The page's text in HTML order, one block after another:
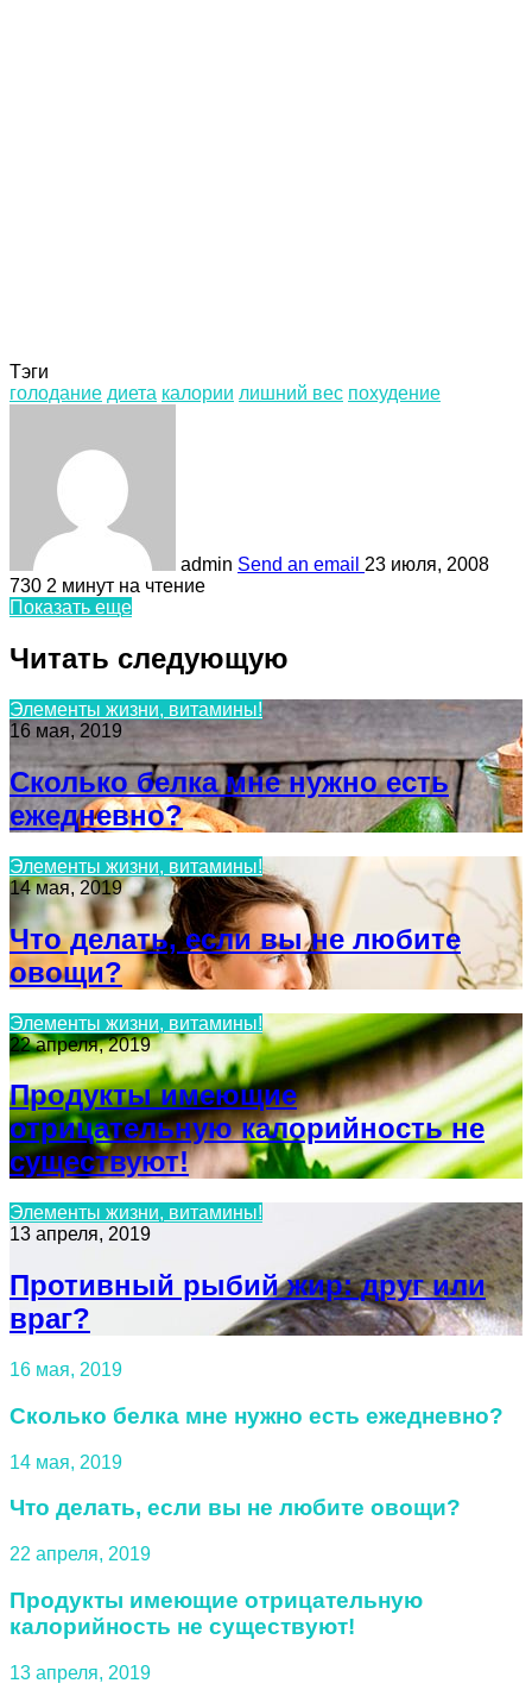
Тэги
голодание диета калории лишний вес похудение
admin Send an email 23 июля, 2008
730 2 минут на чтение
Показать еще
Читать следующую
Элементы жизни, витамины!
16 мая, 2019
Сколько белка мне нужно есть
ежедневно?
Элементы жизни, витамины!
14 мая, 2019
Что делать, если вы не любите
овощи?
Элементы жизни, витамины!
22 апреля, 2019
Продукты имеющие
отрицательную калорийность не
существуют!
Элементы жизни, витамины!
13 апреля, 2019
Противный рыбий жир: друг или
враг?
16 мая, 2019
Сколько белка мне нужно есть ежедневно?
14 мая, 2019
Что делать, если вы не любите овощи?
22 апреля, 2019
Продукты имеющие отрицательную
калорийность не существуют!
13 апреля, 2019